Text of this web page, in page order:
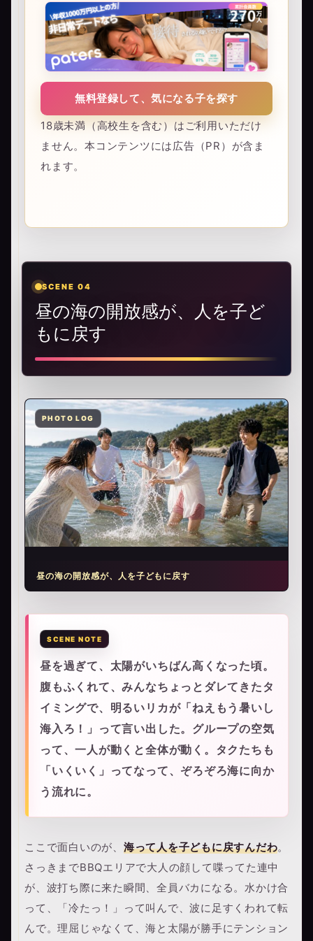
無料登録して、気になる子を探す
18歳未満（高校生を含む）はご利用いただけ
ません。本コンテンツには広告（PR）が含ま
れます。
SCENE 04
昼の海の開放感が、人を子ど
もに戻す
昼の海の開放感が、人を子どもに戻す
昼を過ぎて、太陽がいちばん高くなった頃。
腹もふくれて、みんなちょっとダレてきたタ
イミングで、明るいリカが「ねえもう暑いし
海入ろ！」って言い出した。グループの空気
って、一人が動くと全体が動く。タクたちも
「いくいく」ってなって、ぞろぞろ海に向か
う流れに。
ここで面白いのが、 海って人を子どもに戻すんだわ。
さっきまでBBQエリアで大人の顔して喋ってた連中
が、波打ち際に来た瞬間、全員バカになる。水かけ合
って、「冷たっ！」って叫んで、波に足すくわれて転
んで。理屈じゃなくて、海と太陽が勝手にテンション